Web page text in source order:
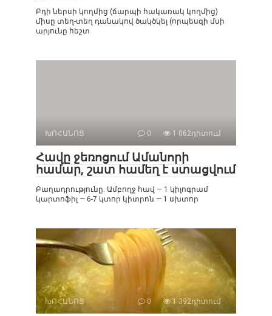
Բդի ներսի կողմից (ճարպի հակառակ կողմից)
միսը տեղ-տեղ դանակով ծակծկել (որպեսզի մսի
արյունը հեշտ
ԽՈՀԱՆՈՑ 0 1 062դիտում
Հավը ջեռոցում Ամանորի
համար, շատ համեղ է ստացվում
Բաղադրությունը. Ամբողջ հավ — 1 կիլոգրամ
կարտոֆիլ — 6-7 կտոր կիտրոն — 1 սխտոր
ԽՈՀԱՆՈՑ 0 1 392դիտում